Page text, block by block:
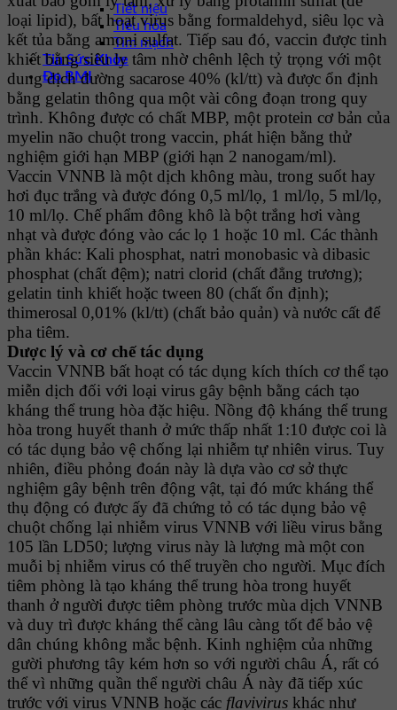
Tiết niệu
Tiêu hóa
Tim mạch
Tin Sức Khỏe
Đo BMI
loại lipid), bất hoạt virus bằng formaldehyd, siêu lọc và
kết tủa bằng amoni sulfat. Tiếp sau đó, vaccin được tinh
khiết bằng siêu ly tâm nhờ chênh lệch tỷ trọng với một
dung dịch đường sacarose 40% (kl/tt) và được ổn định
bằng gelatin thông qua một vài công đoạn trong quy
trình. Không được có chất MBP, một protein cơ bản của
myelin não chuột trong vaccin, phát hiện bằng thử
nghiệm giới hạn MBP (giới hạn 2 nanogam/ml).
Vaccin VNNB là một dịch không màu, trong suốt hay
hơi đục trắng và được đóng 0,5 ml/lọ, 1 ml/lọ, 5 ml/lọ,
10 ml/lọ. Chế phẩm đông khô là bột trắng hơi vàng
nhạt và được đóng vào các lọ 1 hoặc 10 ml. Các thành
phần khác: Kali phosphat, natri monobasic và dibasic
phosphat (chất đệm); natri clorid (chất đẳng trương);
gelatin tinh khiết hoặc tween 80 (chất ổn định);
thimerosal 0,01% (kl/tt) (chất bảo quản) và nước cất để
pha tiêm.
Dược lý và cơ chế tác dụng
Vaccin VNNB bất hoạt có tác dụng kích thích cơ thể tạo
miễn dịch đối với loại virus gây bệnh bằng cách tạo
kháng thể trung hòa đặc hiệu. Nồng độ kháng thể trung
hòa trong huyết thanh ở mức thấp nhất 1:10 được coi là
có tác dụng bảo vệ chống lại nhiễm tự nhiên virus. Tuy
nhiên, điều phỏng đoán này là dựa vào cơ sở thực
nghiệm gây bệnh trên động vật, tại đó mức kháng thể
thụ động có được ấy đã chứng tỏ có tác dụng bảo vệ
chuột chống lại nhiễm virus VNNB với liều virus bằng
105 lần LD50; lượng virus này là lượng mà một con
muỗi bị nhiễm virus có thể truyền cho người. Mục đích
tiêm phòng là tạo kháng thể trung hòa trong huyết
thanh ở người được tiêm phòng trước mùa dịch VNNB
và duy trì được kháng thể càng lâu càng tốt để bảo vệ
dân chúng không mắc bệnh. Kinh nghiệm của những
gười phương tây kém hơn so với người châu Á, rất có
thể vì những quần thể người châu Á này đã tiếp xúc
trước với virus VNNB hoặc các flavivirus khác như